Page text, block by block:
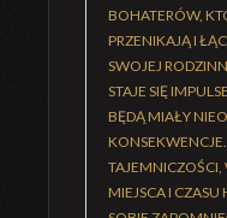
BOHATERÓW,
PRZENIKAJĄ I
SWOJEJ
STAJE SIĘ
BĘDĄ MIAŁY
MIEJSCA I CZASU